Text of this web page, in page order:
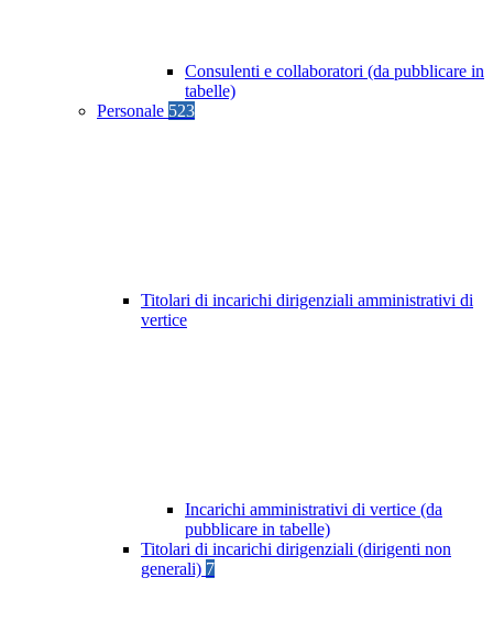
Consulenti e collaboratori (da pubblicare in
tabelle)
Personale 523
Titolari di incarichi dirigenziali amministrativi di
vertice
Incarichi amministrativi di vertice (da
pubblicare in tabelle)
Titolari di incarichi dirigenziali (dirigenti non
generali) 7